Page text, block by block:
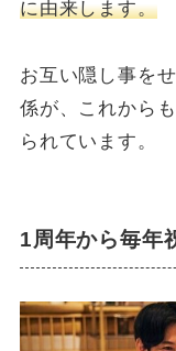
に由来します。
お互い隠し事を
係が、これから
られています。
1周年から毎年